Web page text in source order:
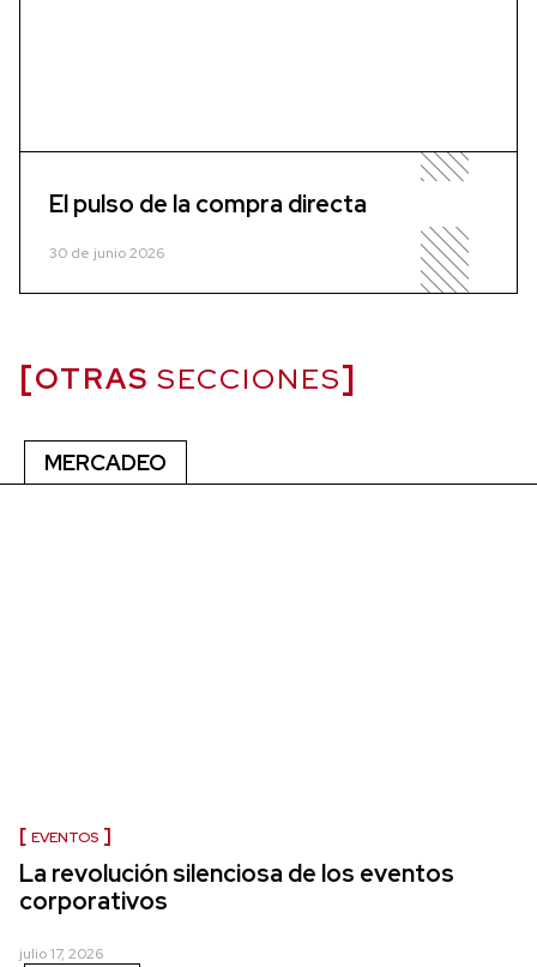
El pulso de la compra directa
30 de junio 2026
OTRAS SECCIONES
MERCADEO
EVENTOS
La revolución silenciosa de los eventos
corporativos
julio 17, 2026